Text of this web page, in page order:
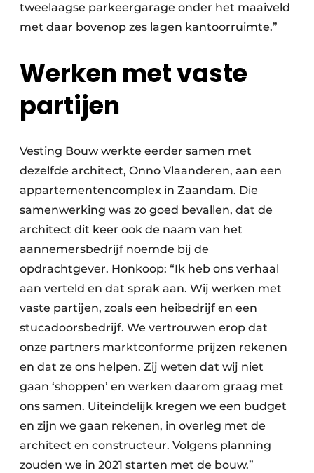
tweelaagse parkeergarage onder het maaiveld
met daar bovenop zes lagen kantoorruimte.”
Werken met vaste
partijen
Vesting Bouw werkte eerder samen met
dezelfde architect, Onno Vlaanderen, aan een
appartementencomplex in Zaandam. Die
samenwerking was zo goed bevallen, dat de
architect dit keer ook de naam van het
aannemersbedrijf noemde bij de
opdrachtgever. Honkoop: “Ik heb ons verhaal
aan verteld en dat sprak aan. Wij werken met
vaste partijen, zoals een heibedrijf en een
stucadoorsbedrijf. We vertrouwen erop dat
onze partners marktconforme prijzen rekenen
en dat ze ons helpen. Zij weten dat wij niet
gaan ‘shoppen’ en werken daarom graag met
ons samen. Uiteindelijk kregen we een budget
en zijn we gaan rekenen, in overleg met de
architect en constructeur. Volgens planning
zouden we in 2021 starten met de bouw.”